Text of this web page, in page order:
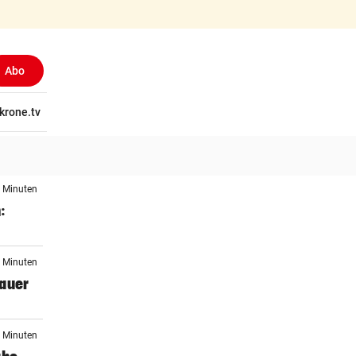
Abo
krone.tv
Minuten
Minuten
Minuten